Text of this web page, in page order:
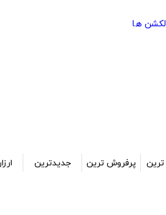
ها
پرفروش ترین جدیدترین